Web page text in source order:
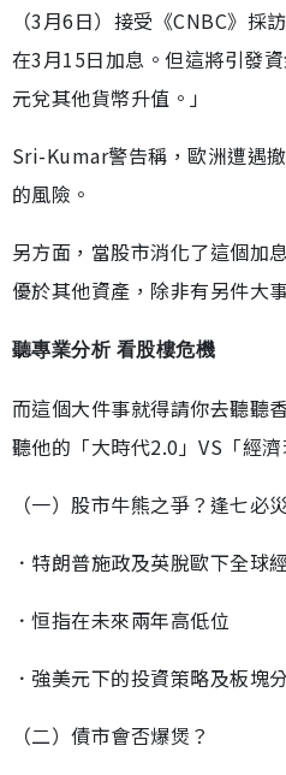
（3月6日）接受《CNBC》採
在3月15日加息。但這將引發
元兌其他貨幣升值。」
Sri-Kumar警告稱，歐洲遭遇
的風險。
另方面，當股市消化了這個加
優於其他資產，除非有另件大
聽專業分析 看股樓危機
而這個大件事就得請你去聽聽
聽他的「大時代2.0」VS「經
（一）股市牛熊之爭？逢七必
．特朗普施政及英脫歐下全球
．恒指在未來兩年高低位
．強美元下的投資策略及板塊
（二）債市會否爆煲？